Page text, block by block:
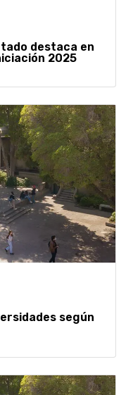
destaca en
2025
según